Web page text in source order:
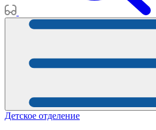
Детское отделение